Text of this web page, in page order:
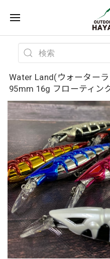
Water Land(ウォーター
95mm 16g フローティン